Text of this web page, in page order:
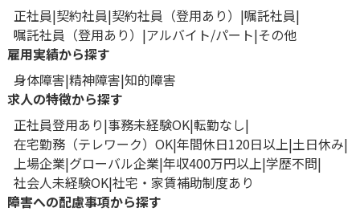
正社員 契約社員 契約社員（登用あり）
嘱託社員
嘱託社員（登用あり）
アルバイト/パート その他
雇用実績から探す
身体障害 精神障害 知的障害
求人の特徴から探す
正社員登用あり 事務未経験OK 転勤なし
在宅勤務（テレワーク）OK 年間休日120日以上 土日休み
上場企業 グローバル企業 年収400万円以上 学歴不問
社会人未経験OK 社宅・家賃補助制度あり
障害への配慮事項から探す